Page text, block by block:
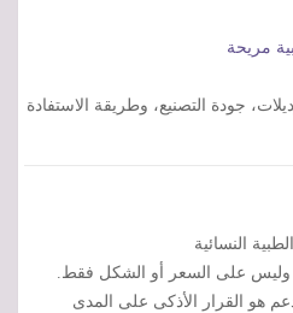
مريحة
جودة التصنيع، وطريقة الاستفادة
النسائية
وليس على السعر أو الشكل فقط.
هو القرار الأذكى على المدى